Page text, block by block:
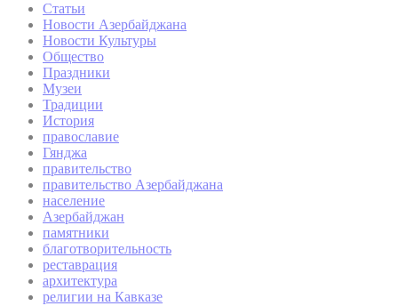
Статьи
Новости Азербайджана
Новости Культуры
Общество
Праздники
Музеи
Традиции
История
православие
Гянджа
правительство
правительство Азербайджана
население
Азербайджан
памятники
благотворительность
реставрация
архитектура
религии на Кавказе